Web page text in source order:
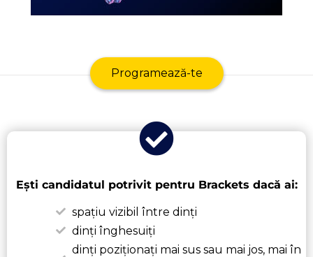
Programează-te
Ești candidatul potrivit pentru Brackets dacă ai:
spațiu vizibil între dinți
dinți înghesuiți
dinți poziționați mai sus sau mai jos, mai în